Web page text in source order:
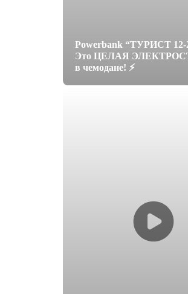
Powerbank “ТУРИСТ
Это ЦЕЛАЯ
в чемодане! ⚡